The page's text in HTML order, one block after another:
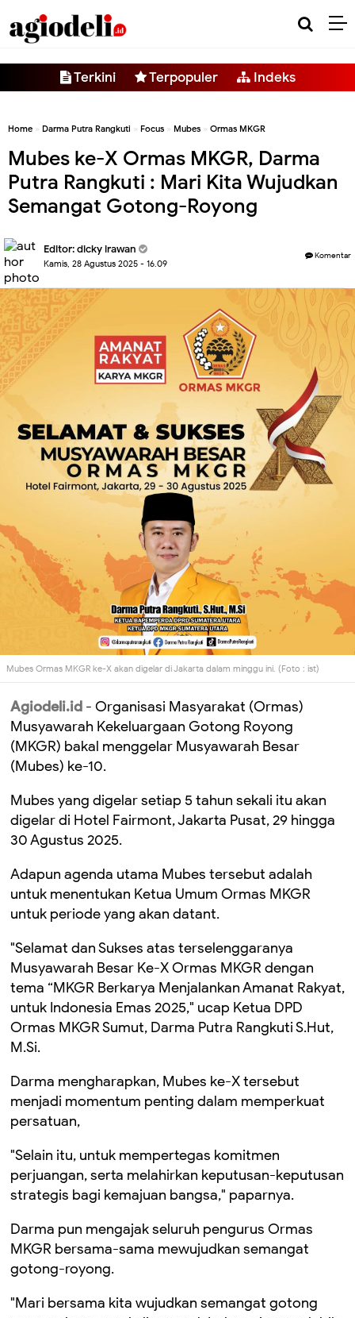
Terkini Terpopuler Indeks
Home » Darma Putra Rangkuti » Focus » Mubes » Ormas MKGR
Mubes ke-X Ormas MKGR, Darma
Putra Rangkuti : Mari Kita Wujudkan
Semangat Gotong-Royong
Editor:dicky irawan
Kamis, 28 Agustus 2025 - 16.09
Komentar
Mubes Ormas MKGR ke-X akan digelar di Jakarta dalam minggu ini. (Foto : ist)
Agiodeli.id - Organisasi Masyarakat (Ormas)
Musyawarah Kekeluargaan Gotong Royong
(MKGR) bakal menggelar Musyawarah Besar
(Mubes) ke-10.
Mubes yang digelar setiap 5 tahun sekali itu akan
digelar di Hotel Fairmont, Jakarta Pusat, 29 hingga
30 Agustus 2025.
Adapun agenda utama Mubes tersebut adalah
untuk menentukan Ketua Umum Ormas MKGR
untuk periode yang akan datant.
"Selamat dan Sukses atas terselenggaranya
Musyawarah Besar Ke-X Ormas MKGR dengan
tema “MKGR Berkarya Menjalankan Amanat Rakyat,
untuk Indonesia Emas 2025," ucap Ketua DPD
Ormas MKGR Sumut, Darma Putra Rangkuti S.Hut,
M.Si.
Darma mengharapkan, Mubes ke-X tersebut
menjadi momentum penting dalam memperkuat
persatuan,
"Selain itu, untuk mempertegas komitmen
perjuangan, serta melahirkan keputusan-keputusan
strategis bagi kemajuan bangsa," paparnya.
Darma pun mengajak seluruh pengurus Ormas
MKGR bersama-sama mewujudkan semangat
gotong-royong.
"Mari bersama kita wujudkan semangat gotong